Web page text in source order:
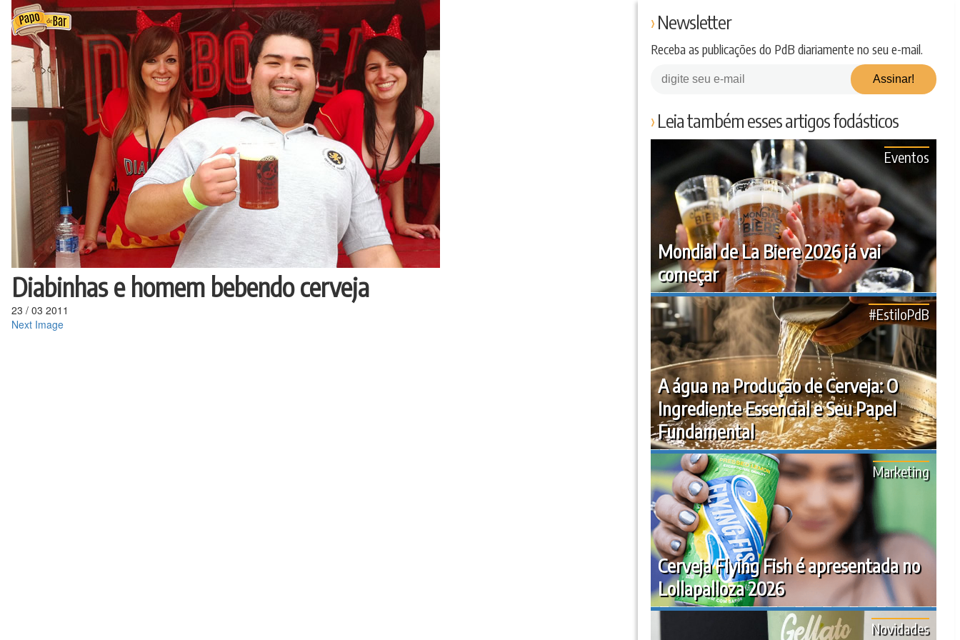
para
conteúdo
Diabinhas e homem bebendo cerveja
23 / 03 2011
Next Image
Newsletter
Receba as publicações do PdB diariamente no seu e-mail.
Leia também esses artigos fodásticos
Mondial de La Biere 2026 já vai
começar
Eventos
A água na Produção de Cerveja: O
Ingrediente Essencial e Seu Papel
Fundamental
#EstiloPdB
Cerveja Flying Fish é apresentada no
Lollapalloza 2026
Marketing
Novidades